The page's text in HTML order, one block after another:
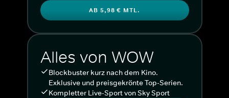
AB 5,98 € MTL.
Alles von WOW
Blockbuster kurz nach dem Kino.
Exklusive und preisgekrönte Top-Serien.
Kompletter Live-Sport von Sky Sport